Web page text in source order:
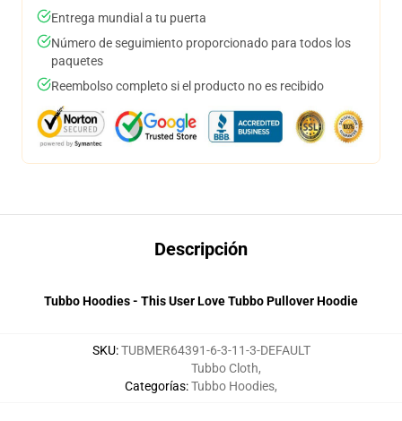
Entrega mundial a tu puerta
Número de seguimiento proporcionado para todos los
paquetes
Reembolso completo si el producto no es recibido
Descripción
Tubbo Hoodies - This User Love Tubbo Pullover Hoodie
SKU:TUBMER64391-6-3-11-3-DEFAULT
Categorías:
Tubbo Cloth,
Tubbo Hoodies,